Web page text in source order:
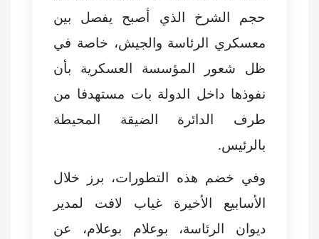
حجم الشرخ الذي أصبح يفصل بين
معسكري الرئاسة والجيش، خاصة في
ظل شعور المؤسسة العسكرية بأن
نفوذها داخل الدولة بات مستهدفا من
طرف الدائرة الضيقة المحيطة
بالرئيس.
وفي خضم هذه التطورات، برز خلال
الأسابيع الأخيرة غياب لافت لمدير
ديوان الرئاسة، بوعلام بوعلام، عن